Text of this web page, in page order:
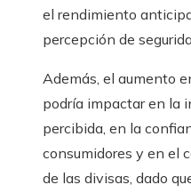
el rendimiento
percepción de
Además, el aumento
podría impactar en la
percibida, en la
consumidores y en el
de las divisas, dado